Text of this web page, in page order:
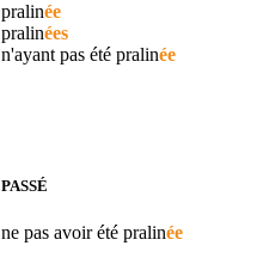
pralinée
pralinées
n'ayant pas été pralinée
PASSÉ
ne pas avoir été pralinée